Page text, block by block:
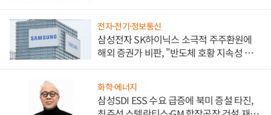
전자·전기·정보통신
삼성전자 SK하이닉스 소극적 주주환원에
해외 증권가 비판, "반도체 호황 지속성 의
화학·에너지
삼성SDI ESS 수요 급증에 북미 증설 타진,